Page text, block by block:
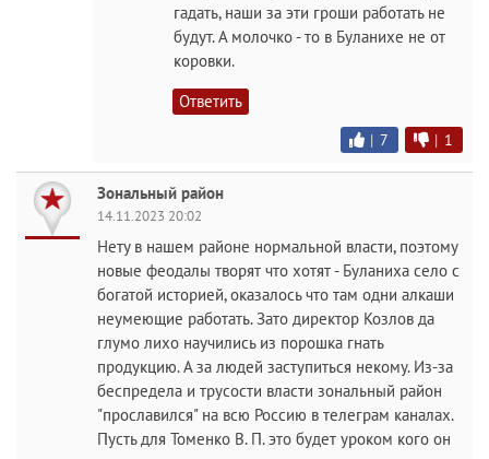
гадать, наши за эти гроши работать не
будут. А молочко - то в Буланихе не от
коровки.
Ответить
| 7 | 1
Зональный район
14.11.2023 20:02
Нету в нашем районе нормальной власти, поэтому
новые феодалы творят что хотят - Буланиха село с
богатой историей, оказалось что там одни алкаши
неумеющие работать. Зато директор Козлов да
глумо лихо научились из порошка гнать
продукцию. А за людей заступиться некому. Из-за
беспредела и трусости власти зональный район
"прославился" на всю Россию в телеграм каналах.
Пусть для Томенко В. П. это будет уроком кого он